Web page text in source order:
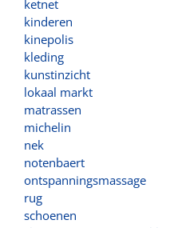
ketnet
kinderen
kinepolis
kleding
kunstinzicht
lokaal markt
matrassen
michelin
nek
notenbaert
ontspanningsmassage
rug
schoenen